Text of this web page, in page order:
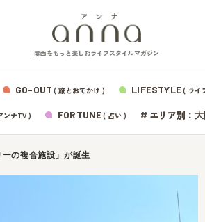
関西をもっと楽しむライフスタイルマガジン
GO-OUT ( 旅とおでかけ ) LIFESTYLE( ライ
ンナTV ) FORTUNE( 占い ) # エリア別：
の複合施設」が誕生